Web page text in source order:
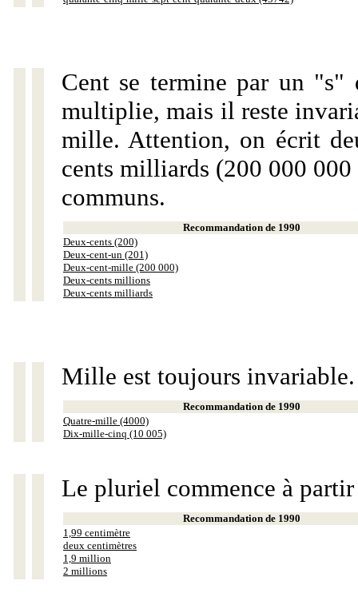
Cent se termine par un "s"
multiplie, mais il reste
mille. Attention, on écrit
cents milliards (200 000
communs.
Recommandation de 1990
Deux-cents (200)
Deux-cent-un (201)
Deux-cent-mille (200 000)
Deux-cents millions
Deux-cents milliards
Mille est toujours invariable.
Recommandation de 1990
Quatre-mille (4000)
Dix-mille-cinq (10 005)
Le pluriel commence à
Recommandation de 1990
1,99 centimètre
deux centimètres
1,9 million
2 millions